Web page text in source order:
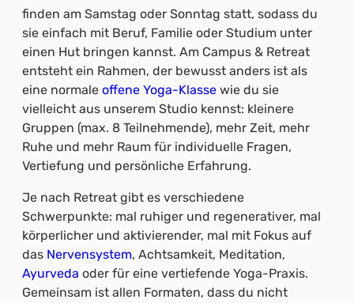
finden am Samstag oder Sonntag statt, sodass du
sie einfach mit Beruf, Familie oder Studium unter
einen Hut bringen kannst. Am Campus & Retreat
entsteht ein Rahmen, der bewusst anders ist als
eine normale offene Yoga-Klasse wie du sie
vielleicht aus unserem Studio kennst: kleinere
Gruppen (max. 8 Teilnehmende), mehr Zeit, mehr
Ruhe und mehr Raum für individuelle Fragen,
Vertiefung und persönliche Erfahrung.
Je nach Retreat gibt es verschiedene
Schwerpunkte: mal ruhiger und regenerativer, mal
körperlicher und aktivierender, mal mit Fokus auf
das Nervensystem, Achtsamkeit, Meditation,
Ayurveda oder für eine vertiefende Yoga-Praxis.
Gemeinsam ist allen Formaten, dass du nicht